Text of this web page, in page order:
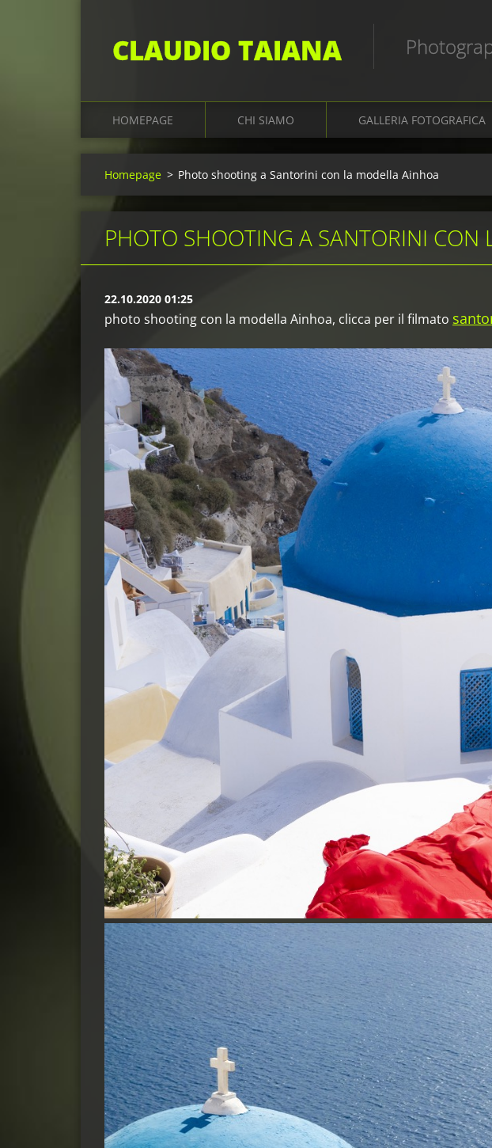
CLAUDIO TAIANA
HOMEPAGE CHI SIAMO GALLERIA FOTOGRAFICA
Homepage > Photo shooting a Santorini con la modella Ainhoa
PHOTO SHOOTING A SANTORINI
22.10.2020 01:25
photo shooting con la modella Ainhoa, clicca per il filmato